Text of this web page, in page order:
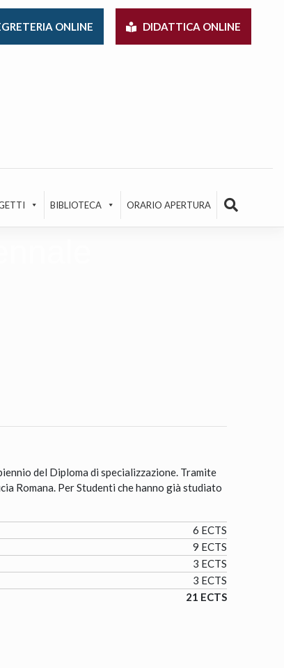
ONLINE DIDATTICA ONLINE
BIBLIOTECA ORARIO APERTURA
del Diploma di specializzazione. Tramite
Romana. Per Studenti che hanno già studiato
6 ECTS
9 ECTS
3 ECTS
3 ECTS
21 ECTS